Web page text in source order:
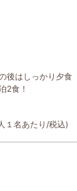
後はしっかり夕食
2食！
１名あたり/税込)